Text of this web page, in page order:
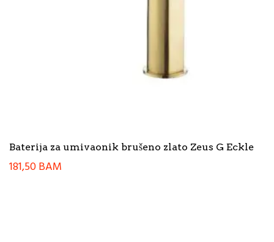
Baterija za umivaonik brušeno zlato Zeus G Eckle
181,50BAM